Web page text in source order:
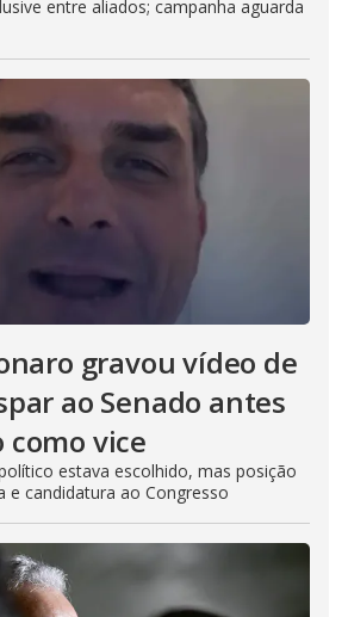
entre aliados; campanha aguarda
gravou vídeo de
ao Senado antes
vice
estava escolhido, mas posição
e candidatura ao Congresso